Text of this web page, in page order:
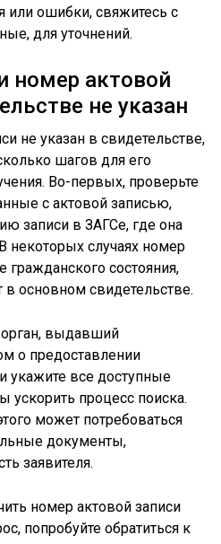
или ошибки, свяжитесь с
для уточнений.
номер актовой
не указан
не указан в свидетельстве,
шагов для его
Во-первых, проверьте
с актовой записью,
записи в ЗАГСе, где она
некоторых случаях номер
гражданского состояния,
в основном свидетельстве.
орган, выдавший
о предоставлении
укажите все доступные
ускорить процесс поиска.
может потребоваться
документы,
заявителя.
номер актовой записи
попробуйте обратиться к